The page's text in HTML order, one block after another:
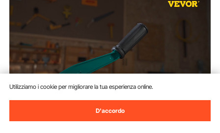
Utilizziamo i cookie per migliorare la tua esperienza online.
D'accordo